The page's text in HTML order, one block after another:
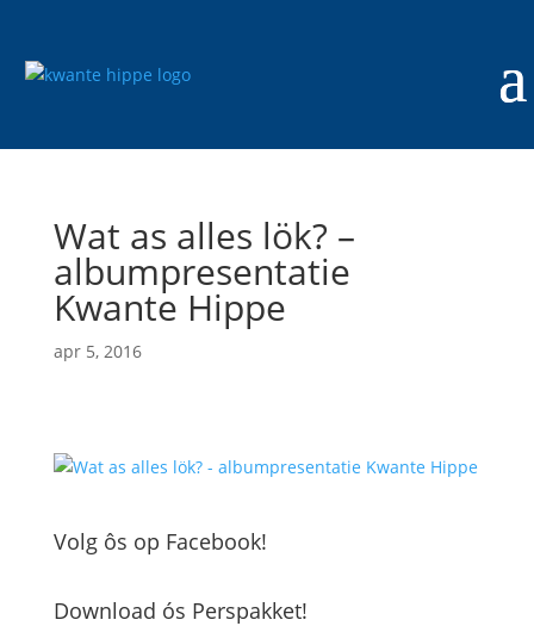
Wat as alles lök? –
albumpresentatie
Kwante Hippe
apr 5, 2016
Volg ôs op Facebook!
Download ós Perspakket!